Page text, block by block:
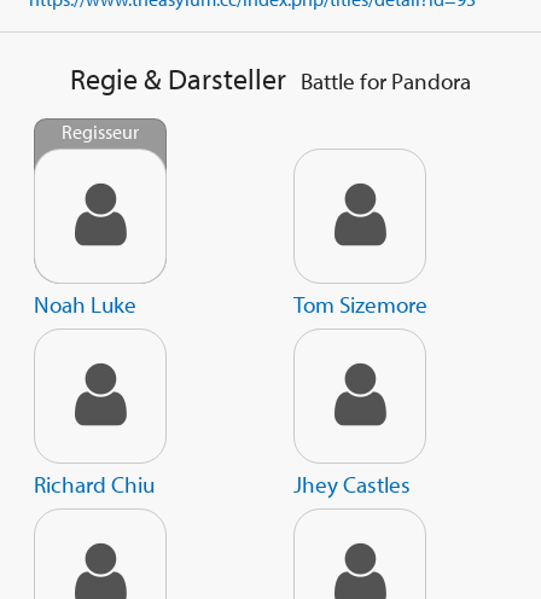
Regie & Darsteller Battle for Pandora
Regisseur
Noah Luke Tom Sizemore
Richard Chiu Jhey Castles